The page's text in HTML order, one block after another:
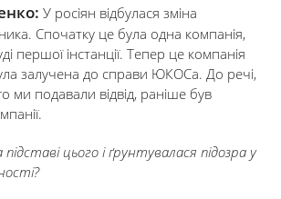
У росіян відбулася зміна
Спочатку це була одна компанія,
першої інстанції. Тепер це компанія
залучена до справи ЮКОСа. До речі,
ми подавали відвід, раніше був
підставі цього і ґрунтувалася підозра у